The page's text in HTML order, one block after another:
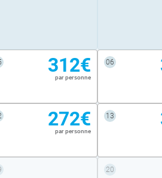
312€
par personne
06
272€
par personne
13
20